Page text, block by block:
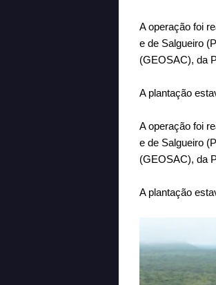
A operação foi
e de Salgueiro
(GEOSAC), da
A plantação
A operação foi
e de Salgueiro
(GEOSAC), da
A plantação